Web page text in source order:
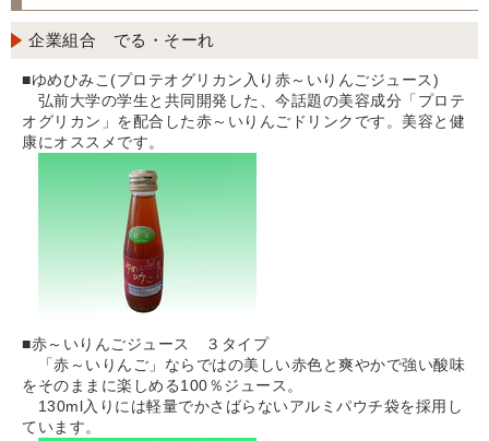
企業組合 でる・そーれ
■ゆめひみこ(プロテオグリカン入り赤～いりんごジュース)
弘前大学の学生と共同開発した、今話題の美容成分「プロテ
オグリカン」を配合した赤～いりんごドリンクです。美容と健
康にオススメです。
■赤～いりんごジュース ３タイプ
「赤～いりんご」ならではの美しい赤色と爽やかで強い酸味
をそのままに楽しめる100％ジュース。
130ml入りには軽量でかさばらないアルミパウチ袋を採用し
ています。